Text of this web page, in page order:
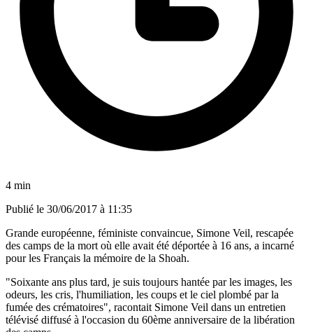
4 min
Publié le 30/06/2017 à 11:35
Grande européenne, féministe convaincue, Simone Veil, rescapée
des camps de la mort où elle avait été déportée à 16 ans, a incarné
pour les Français la mémoire de la Shoah.
"Soixante ans plus tard, je suis toujours hantée par les images, les
odeurs, les cris, l'humiliation, les coups et le ciel plombé par la
fumée des crématoires", racontait Simone Veil dans un entretien
télévisé diffusé à l'occasion du 60ème anniversaire de la libération